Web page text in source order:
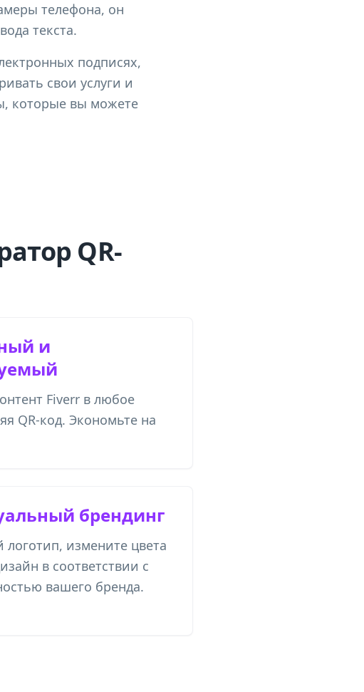
телефона, он
текста.
подписях,
свои услуги и
которые вы можете
QR-
и
Fiverr в любое
QR-код. Экономьте на
брендинг
логотип, измените цвета
в соответствии с
вашего бренда.